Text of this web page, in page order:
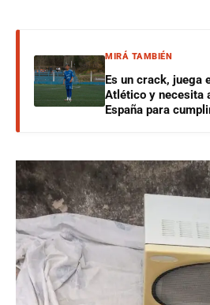
MIRÁ TAMBIÉN
Es un crack, juega
Atlético y necesita
España para